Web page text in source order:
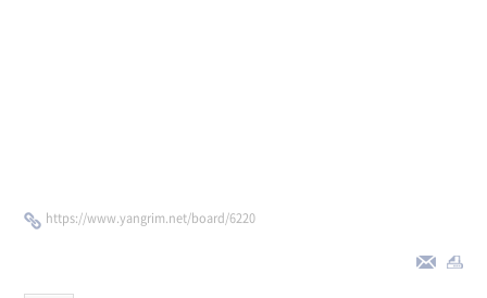
https://www.yangrim.net/board/6220